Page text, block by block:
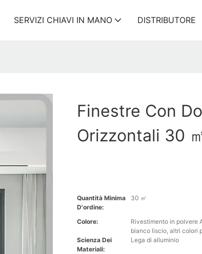
SERVIZI CHIAVI IN ​​MANO DISTRIBUTORE
Finestre Con
Orizzontali 30
Quantità Minima
D'ordine:
30 ㎡
Colore:
Rivestimento in polvere
bianco liscio, altri colori
Scienza Dei
Materiali:
Lega di alluminio